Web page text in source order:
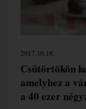
2017.10.18.
Csütörtökön
amelyhez a
a 40 ezer